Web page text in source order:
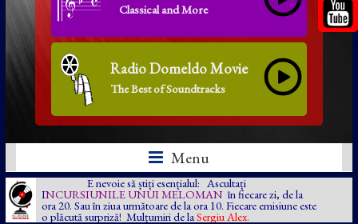
Classical and More
Radio Domeldo Movie
The Best of Soundtracks
Menu
E nevoie să știți esențialul: Ascultați
INCURSIUNILE UNUI MELOMAN în fiecare zi, de la
ora 20. Sau în ziua următoare de la ora 10. Fiecare emisiune este
o plăcută surpriză! Mulțumiri de la Sergiu Alex.